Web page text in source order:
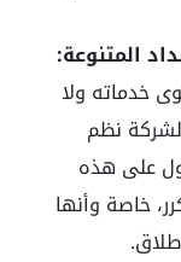
المتنوعة:
خدماته ولا
نظم
على هذه
خاصة وأنها